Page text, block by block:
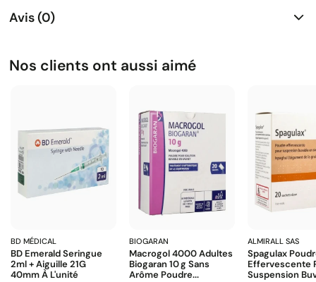
Avis (0)
Nos clients ont aussi aimé
BD MÉDICAL
BD Emerald Seringue
2ml + Aiguille 21G
40mm À L'unité
BIOGARAN
Macrogol 4000 Adultes
Biogaran 10 G Sans
Arôme Poudre...
ALMIRALL SAS
Spagulax
Effervescente
Suspension